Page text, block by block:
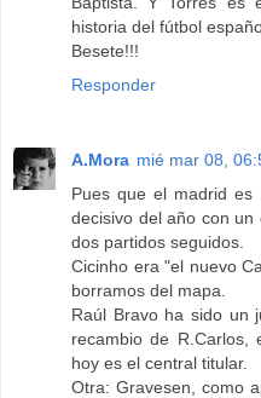
historia del fútbol
Besete!!!
Responder
A.Mora mié mar 08,
Pues que el madrid es
decisivo del año con
dos partidos seguidos.
Cicinho era "el nuevo
borramos del mapa.
Raúl Bravo ha sido un
recambio de
hoy es el central titular.
Otra: Gravesen, como